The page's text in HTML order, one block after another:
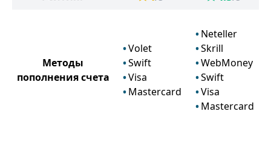
Методы
пополнения счета
Volet
Swift
Visa
Mastercard
Neteller
Skrill
WebMoney
Swift
Visa
Mastercard